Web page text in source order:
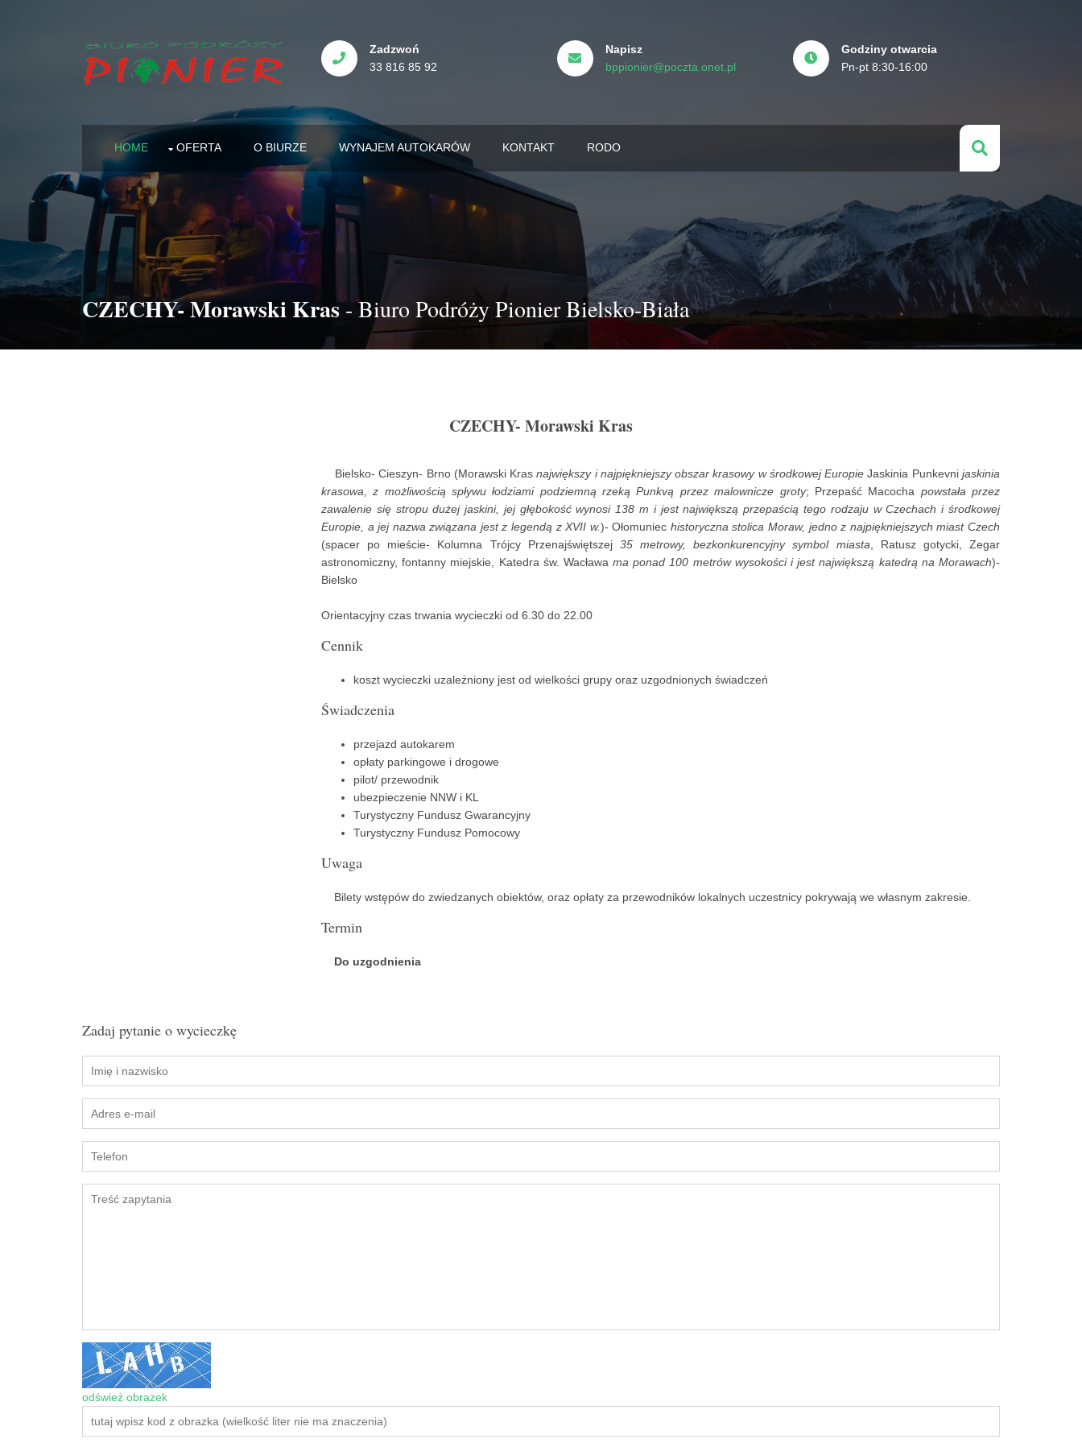
Zadzwoń
33 816 85 92
Napisz
bppionier@poczta.onet.pl
Godziny otwarcia
Pn-pt 8:30-16:00
HOME OFERTA O BIURZE WYNAJEM AUTOKARÓW KONTAKT RODO
CZECHY- Morawski Kras- Biuro Podróży Pionier Bielsko-Biała
CZECHY- Morawski Kras
Bielsko- Cieszyn- Brno (Morawski Krasnajwiększy i najpiękniejszy obszar krasowy w środkowej Europie Jaskinia Punkevni jaskinia
krasowa, z możliwością spływu łodziami podziemną rzeką Punkvą przez malownicze groty; Przepaść Macocha powstała przez
zawalenie się stropu dużej jaskini, jej głębokość wynosi 138 m i jest największą przepaścią tego rodzaju w Czechach i środkowej
Europie, a jej nazwa związana jest z legendą z XVII w.)- Ołomuniec historyczna stolica Moraw, jedno z najpiękniejszych miast Czech
(spacer po mieście- Kolumna Trójcy Przenajświętszej 35 metrowy, bezkonkurencyjny symbol miasta , Ratusz gotycki, Zegar
astronomiczny, fontanny miejskie, Katedra św. Wacławama ponad 100 metrów wysokości i jest największą katedrą na Morawach)-
Bielsko
Orientacyjny czas trwania wycieczki od 6.30 do 22.00
Cennik
koszt wycieczki uzależniony jest od wielkości grupy oraz uzgodnionych świadczeń
Świadczenia
przejazd autokarem
opłaty parkingowe i drogowe
pilot/ przewodnik
ubezpieczenie NNW i KL
Turystyczny Fundusz Gwarancyjny
Turystyczny Fundusz Pomocowy
Uwaga
Bilety wstępów do zwiedzanych obiektów, oraz opłaty za przewodników lokalnych uczestnicy pokrywają we własnym zakresie.
Termin
Do uzgodnienia
Zadaj pytanie o wycieczkę
odśwież obrazek